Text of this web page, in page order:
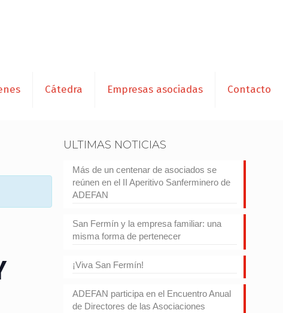
Cátedra Empresas asociadas Contacto
ULTIMAS NOTICIAS
Más de un centenar de asociados se
reúnen en el II Aperitivo Sanferminero de
ADEFAN
San Fermín y la empresa familiar: una
misma forma de pertenecer
¡Viva San Fermín!
ADEFAN participa en el Encuentro Anual
de Directores de las Asociaciones